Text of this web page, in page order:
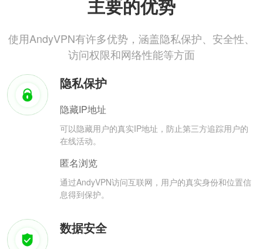
主要的优势
使用AndyVPN有许多优势，涵盖隐私保护、安全性、
访问权限和网络性能等方面
隐私保护
隐藏IP地址
可以隐藏用户的真实IP地址，防止第三方追踪用户的
在线活动。
匿名浏览
通过AndyVPN访问互联网，用户的真实身份和位置信
息得到保护。
数据安全